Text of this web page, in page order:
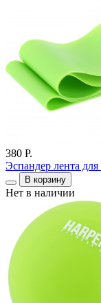
380 Р.
Эспандер лента
В корзину
Нет в наличии